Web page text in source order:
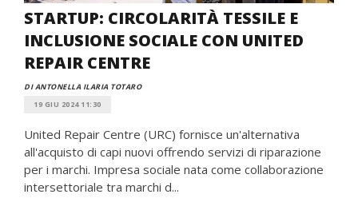
STARTUP: CIRCOLARITÀ TESSILE E
INCLUSIONE SOCIALE CON UNITED
REPAIR CENTRE
DI ANTONELLA ILARIA TOTARO
19 GIU 2024 11:30
United Repair Centre (URC) fornisce un'alternativa
all'acquisto di capi nuovi offrendo servizi di riparazione
per i marchi. Impresa sociale nata come collaborazione
intersettoriale tra marchi d...